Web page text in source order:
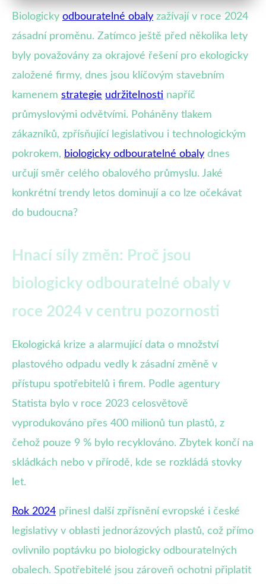
Biologicky odbouratelné obaly zažívají v roce 2024
zásadní proměnu. Zatímco ještě před několika lety
byly považovány za okrajové řešení pro ekologicky
založené firmy, dnes jsou klíčovým stavebním
kamenem strategie udržitelnosti napříč
průmyslovými odvětvími. Poháněny tlakem
zákazníků, zpřísňující legislativou i technologickým
pokrokem, biologicky odbouratelné obaly dnes
určují směr celého obalového průmyslu. Jaké
konkrétní trendy letos dominují a co lze očekávat
do budoucna?
Hnací síly změn: Proč jsou
biologicky odbouratelné obaly v
roce 2024 v centru pozornosti
Ekologická krize a alarmující data o množství
plastového odpadu vedly k zásadní změně v
přístupu spotřebitelů i firem. Podle agentury
Statista bylo v roce 2023 celosvětově
vyprodukováno přes 400 milionů tun plastů, z
čehož pouze 9 % bylo recyklováno. Zbytek končí na
skládkách nebo v přírodě, kde se rozkládá stovky
let.
Rok 2024 přinesl další zpřísnění evropské i české
legislativy v oblasti jednorázových plastů, což přímo
ovlivnilo poptávku po biologicky odbouratelných
obalech. Spotřebitelé jsou zároveň ochotni připlatit